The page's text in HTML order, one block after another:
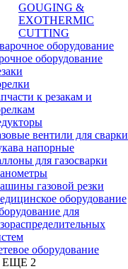
GOUGING &
EXOTHERMIC
CUTTING
оборудование
к резакам и
вентили для сварки
напорные
для газосварки
газовой резки
оборудование
для
оборудование
2